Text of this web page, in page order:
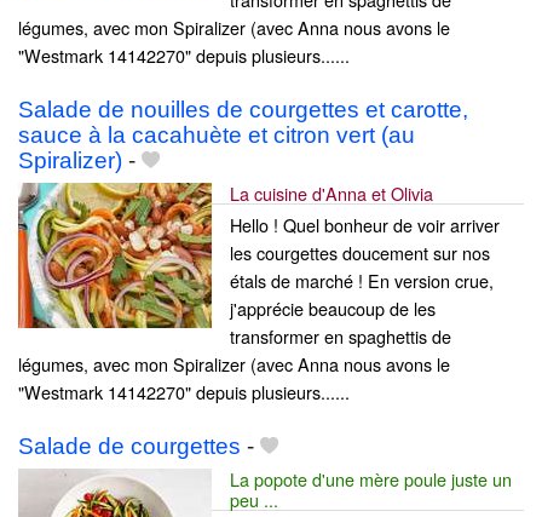
légumes, avec mon Spiralizer (avec Anna nous avons le
"Westmark 14142270" depuis plusieurs......
Salade de nouilles de courgettes et carotte,
sauce à la cacahuète et citron vert (au
Spiralizer) -
La cuisine d'Anna et Olivia
Hello ! Quel bonheur de voir arriver
les courgettes doucement sur nos
étals de marché ! En version crue,
j'apprécie beaucoup de les
transformer en spaghettis de
légumes, avec mon Spiralizer (avec Anna nous avons le
"Westmark 14142270" depuis plusieurs......
Salade de courgettes -
La popote d'une mère poule juste un
peu ...